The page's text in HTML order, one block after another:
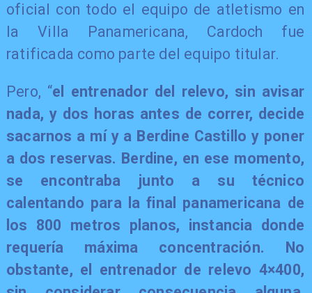
oficial con todo el equipo de atletismo en
la Villa Panamericana, Cardoch fue
ratificada como parte del equipo titular.
Pero, “el entrenador del relevo, sin avisar
nada, y dos horas antes de correr, decide
sacarnos a mí y a Berdine Castillo y poner
a dos reservas. Berdine, en ese momento,
se encontraba junto a su técnico
calentando para la final panamericana de
los 800 metros planos, instancia donde
requería máxima concentración. No
obstante, el entrenador de relevo 4×400,